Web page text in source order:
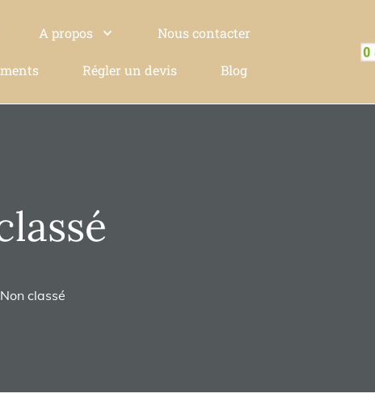
A propos Nous contacter
Régler un devis Blog
Non classé